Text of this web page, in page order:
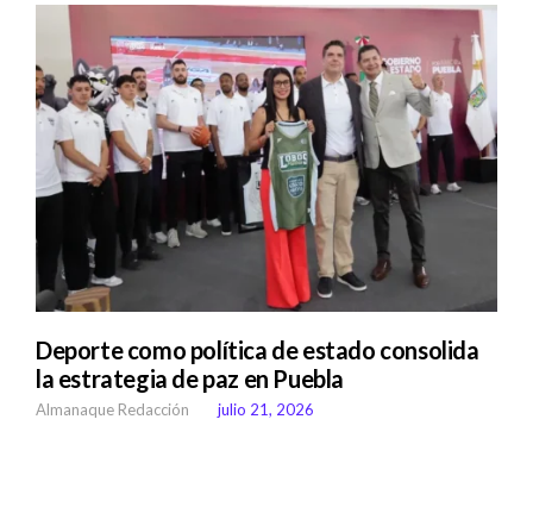
Deporte como política de estado consolida
la estrategia de paz en Puebla
Almanaque Redacción julio 21, 2026